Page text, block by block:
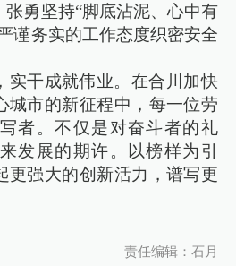
勇坚持“脚底沾泥、心中有
谨务实的工作态度织密安全
实干成就伟业。在合川加快
城市的新征程中，每一位劳
者。不仅是对奋斗者的礼
发展的期许。以榜样为引
更强大的创新活力，谱写更
责任编辑：石月